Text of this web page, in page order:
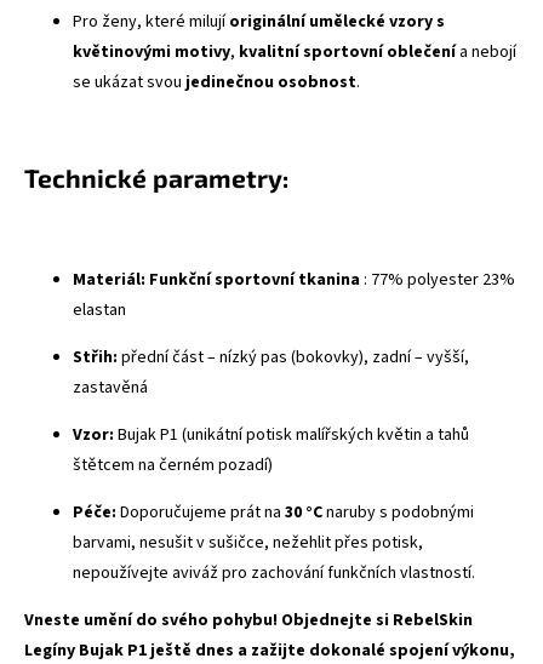
Pro ženy, které milujíoriginální umělecké vzory s
květinovými motivy, kvalitní sportovní oblečenía nebojí
se ukázat svoujedinečnou osobnost.
Technické parametry:
Materiál: Funkční sportovní tkanina : 77% polyester 23%
elastan
Střih: přední část – nízký pas (bokovky), zadní – vyšší,
zastavěná
Vzor: Bujak P1 (unikátní potisk malířských květin a tahů
štětcem na černém pozadí)
Péče: Doporučujeme prát na 30 °Cnaruby s podobnými
barvami, nesušit v sušičce, nežehlit přes potisk,
nepoužívejte aviváž pro zachování funkčních vlastností.
Vneste umění do svého pohybu! Objednejte si RebelSkin
Legíny Bujak P1 ještě dnes a zažijte dokonalé spojení výkonu,